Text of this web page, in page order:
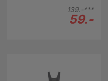
139.-***
59.-